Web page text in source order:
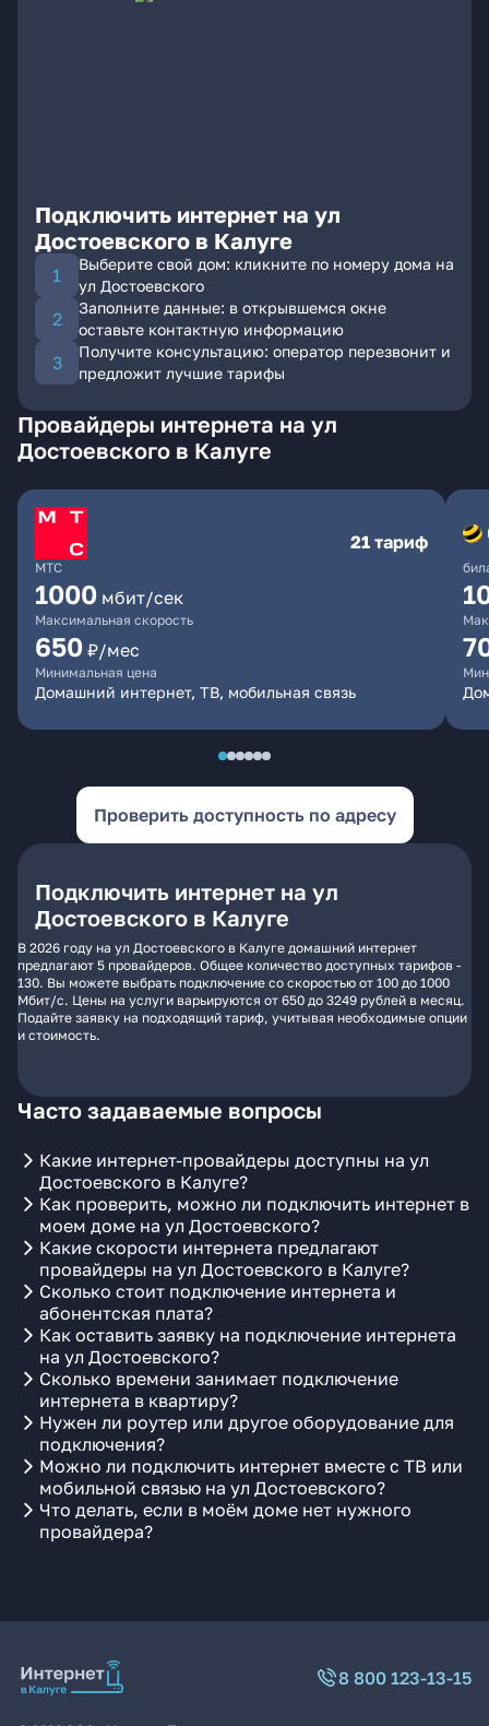
Подключить интернет на ул
Достоевского в Калуге
Выберите свой дом: кликните по номеру дома на
ул Достоевского
Заполните данные: в открывшемся окне
оставьте контактную информацию
Получите консультацию: оператор перезвонит и
предложит лучшие тарифы
Провайдеры интернета на ул
Достоевского в Калуге
МТС
21 тариф
1000 мбит/сек
Максимальная скорость
650 ₽/мес
Минимальная цена
Домашний интернет, ТВ, мобильная связь
Проверить доступность по адресу
Подключить интернет на ул
Достоевского в Калуге
В 2026 году на ул Достоевского в Калуге домашний интернет
предлагают 5 провайдеров. Общее количество доступных тарифов -
130. Вы можете выбрать подключение со скоростью от 100 до 1000
Мбит/с. Цены на услуги варьируются от 650 до 3249 рублей в месяц.
Подайте заявку на подходящий тариф, учитывая необходимые опции
и стоимость.
Часто задаваемые вопросы
Какие интернет-провайдеры доступны на ул
Достоевского в Калуге?
Как проверить, можно ли подключить интернет в
моем доме на ул Достоевского?
Какие скорости интернета предлагают
провайдеры на ул Достоевского в Калуге?
Сколько стоит подключение интернета и
абонентская плата?
Как оставить заявку на подключение интернета
на ул Достоевского?
Сколько времени занимает подключение
интернета в квартиру?
Нужен ли роутер или другое оборудование для
подключения?
Можно ли подключить интернет вместе с ТВ или
мобильной связью на ул Достоевского?
Что делать, если в моём доме нет нужного
провайдера?
8 800 123-13-15